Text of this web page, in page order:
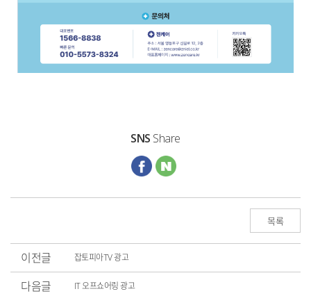
SNS Share
목록
이전글 잡토피아TV 광고
다음글 IT 오프쇼어링 광고